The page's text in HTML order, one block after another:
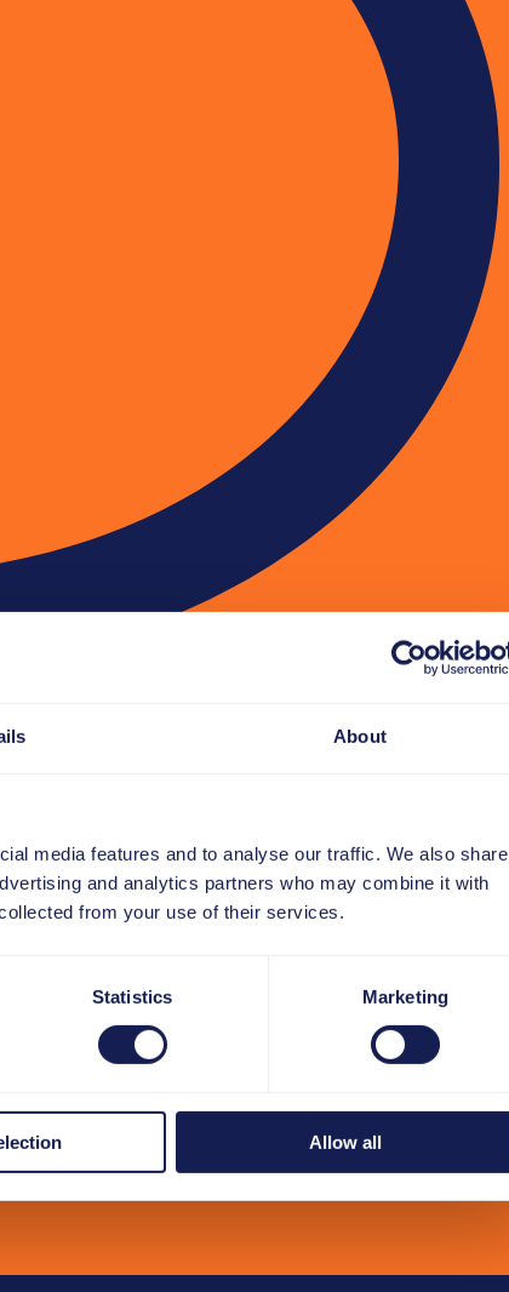
About
media features and to analyse our traffic. We also share
and analytics partners who may combine it with
from your use of their services.
Statistics Marketing
Allow all